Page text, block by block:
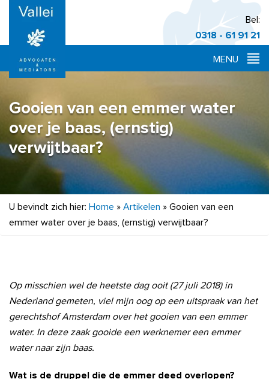
Bel:
0318 - 61 91 21
Gooien van een emmer water
over je baas, (ernstig)
verwijtbaar?
U bevindt zich hier: Home » Artikelen » Gooien van een
emmer water over je baas, (ernstig) verwijtbaar?
Op misschien wel de heetste dag ooit (27 juli 2018) in
Nederland gemeten, viel mijn oog op een uitspraak van het
gerechtshof Amsterdam over het gooien van een emmer
water. In deze zaak gooide een werknemer een emmer
water naar zijn baas.
Wat is de druppel die de emmer deed overlopen?